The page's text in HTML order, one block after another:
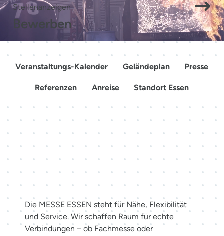
Stellenanzeigen
Bewerben
Veranstaltungs-Kalender Geländeplan Presse
Referenzen Anreise Standort Essen
Mehr als Räume. Erlebnisse
schaffen.
Die MESSE ESSEN steht für Nähe, Flexibilität
und Service. Wir schaffen Raum für echte
Verbindungen – ob Fachmesse oder